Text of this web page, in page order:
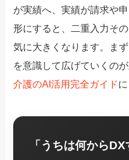
が実績へ、実績が請求や
形にすると、二重入力そ
気に大きくなります。ま
を意識して広げていくの
介護のAI活用完全ガイド
「うちは何から